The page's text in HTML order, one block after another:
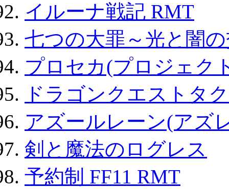
イルーナ戦記 RMT
七つの大罪～光と闇
プロセカ(プロジェク
ドラゴンクエストタ
アズールレーン(アズ
剣と魔法のログレス
予約制 FF11 RMT